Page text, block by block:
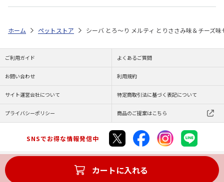
カートに入れる
ホーム ペットストア シーバ とろ～り メルティ とりささみ味＆チーズ
ご利用ガイド よくあるご質問
お問い合わせ 利用規約
サイト運営会社について 特定商取引法に基づく表記について
プライバシーポリシー 商品のご提案はこちら
SNSでお得な情報発信中